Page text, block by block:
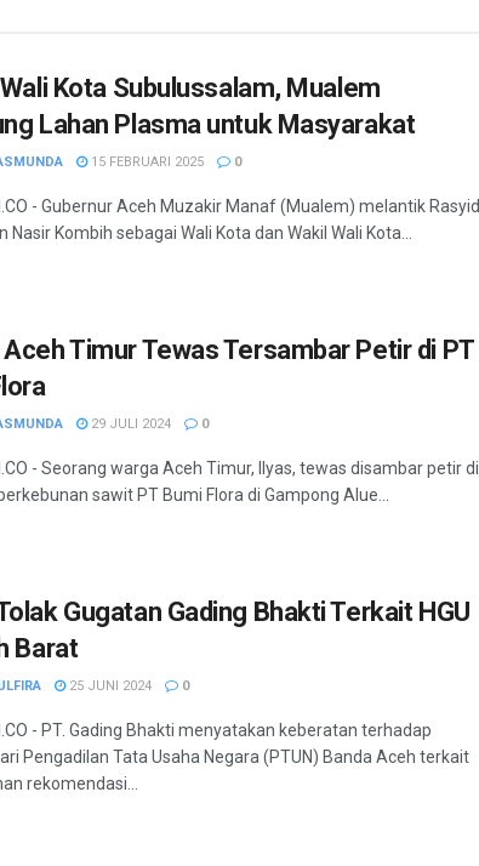
Kota Subulussalam, Mualem
Lahan Plasma untuk Masyarakat
15 FEBRUARI 2025 0
- Gubernur Aceh Muzakir Manaf (Mualem) melantik Rasyid
Nasir Kombih sebagai Wali Kota dan Wakil Wali Kota...
Timur Tewas Tersambar Petir di PT
29 JULI 2024 0
- Seorang warga Aceh Timur, Ilyas, tewas disambar petir di
sawit PT Bumi Flora di Gampong Alue...
Gugatan Gading Bhakti Terkait HGU
Barat
25 JUNI 2024 0
- PT. Gading Bhakti menyatakan keberatan terhadap
Pengadilan Tata Usaha Negara (PTUN) Banda Aceh terkait
rekomendasi...